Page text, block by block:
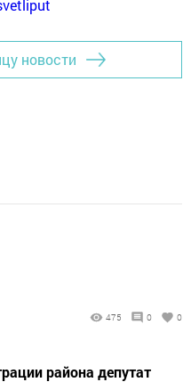
новости
475 0 0
района депутат